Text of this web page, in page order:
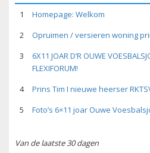
1 Homepage: Welkom
2
Opruimen / versieren woning
3
6X11 JOAR D’R OUWE
FLEXIFORUM!
4 Prins Tim I nieuwe heerser
5
Foto’s 6×11 joar Ouwe
Van de laatste 30 dagen